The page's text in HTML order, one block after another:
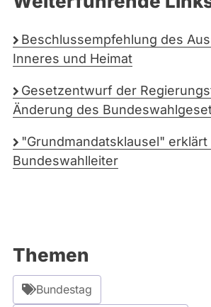
Beschlussempfehlung des
Inneres und Heimat
Gesetzentwurf der
Änderung des
"Grundmandatsklausel" erklärt
Bundeswahlleiter
Themen
Bundestag